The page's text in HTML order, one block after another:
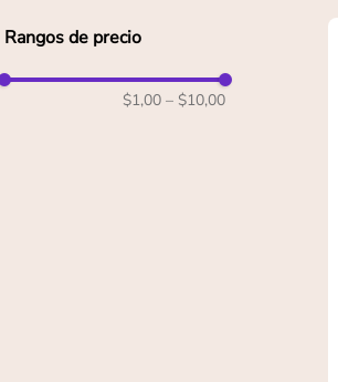
Rangos de precio
$1,00 – $10,00